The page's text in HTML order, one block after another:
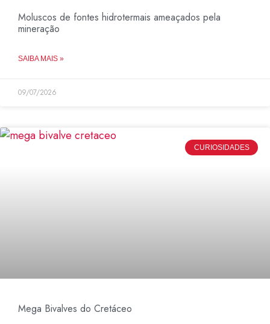
Moluscos de fontes hidrotermais ameaçados pela
mineração
SAIBA MAIS »
09/07/2026
CURIOSIDADES
Mega Bivalves do Cretáceo